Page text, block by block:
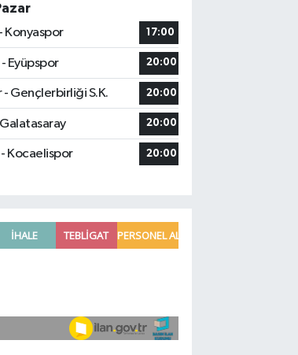
Konyaspor
17:00
Eyüpspor 20:00
- Gençlerbirliği S.K. 20:00
Galatasaray 20:00
Kocaelispor 20:00
Hataylıların Beklediği Haber Geldi: